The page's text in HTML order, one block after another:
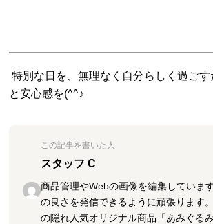
.特別な日を、無理なく自分らしく過ごす
と安心感を(^^♪
この記事を書いた人
スタッフ C
商品管理やWebの画像を編集していま
の良さを発信できるように頑張ります
の隠れ人気オリジナル商品「あみぐる